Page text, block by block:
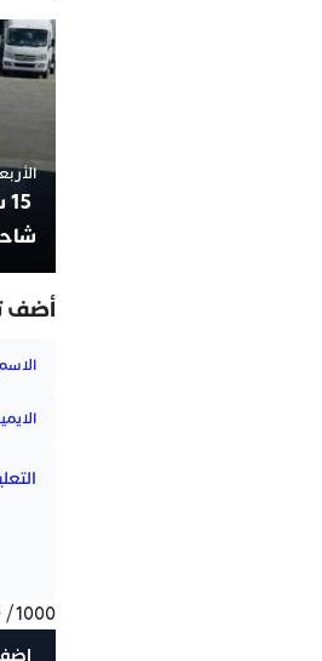
الأربعاء 29
أضف
1000
/